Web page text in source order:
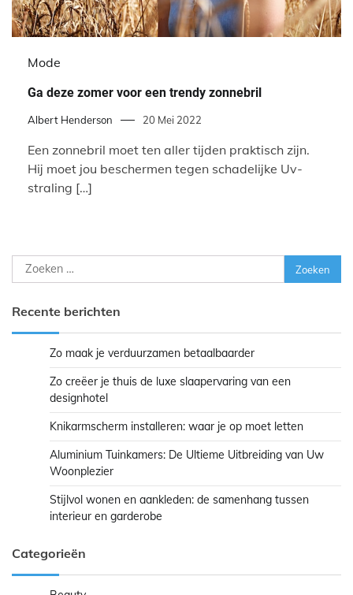
Mode
Ga deze zomer voor een trendy zonnebril
Albert Henderson 20 Mei 2022
Een zonnebril moet ten aller tijden praktisch zijn.
Hij moet jou beschermen tegen schadelijke Uv-
straling […]
Zoeken
naar:
Recente berichten
Zo maak je verduurzamen betaalbaarder
Zo creëer je thuis de luxe slaapervaring van een
designhotel
Knikarmscherm installeren: waar je op moet letten
Aluminium Tuinkamers: De Ultieme Uitbreiding van Uw
Woonplezier
Stijlvol wonen en aankleden: de samenhang tussen
interieur en garderobe
Categorieën